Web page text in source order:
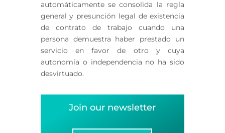
automáticamente se consolida la regla
general y presunción legal de existencia
de contrato de trabajo cuando una
persona demuestra haber prestado un
servicio en favor de otro y cuya
autonomía o independencia no ha sido
desvirtuado.
Join our newsletter